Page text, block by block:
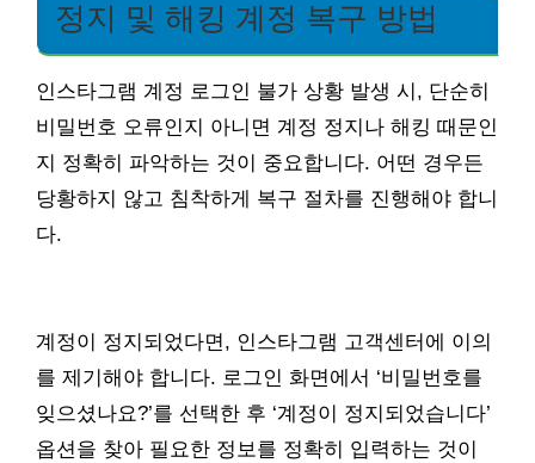
정지 및 해킹 계정 복구 방법
인스타그램 계정 로그인 불가 상황 발생 시, 단순히
비밀번호 오류인지 아니면 계정 정지나 해킹 때문인
지 정확히 파악하는 것이 중요합니다. 어떤 경우든
당황하지 않고 침착하게 복구 절차를 진행해야 합니
다.
계정이 정지되었다면, 인스타그램 고객센터에 이의
를 제기해야 합니다. 로그인 화면에서 ‘비밀번호를
잊으셨나요?’를 선택한 후 ‘계정이 정지되었습니다’
옵션을 찾아 필요한 정보를 정확히 입력하는 것이